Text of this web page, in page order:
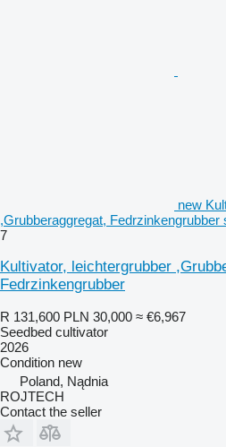
new
,Grubberaggregat, Fedrzinkengrubber
7
Kultivator, leichtergrubber
Fedrzinkengrubber
R 131,600 PLN 30,000 ≈ €6,967
Seedbed cultivator
2026
Condition new
Poland, Nądnia
ROJTECH
Contact the seller